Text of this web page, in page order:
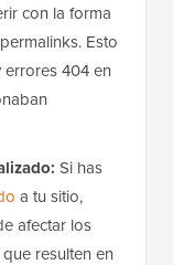
con la forma
Esto
errores 404 en
Si has
a tu sitio,
afectar los
resulten en